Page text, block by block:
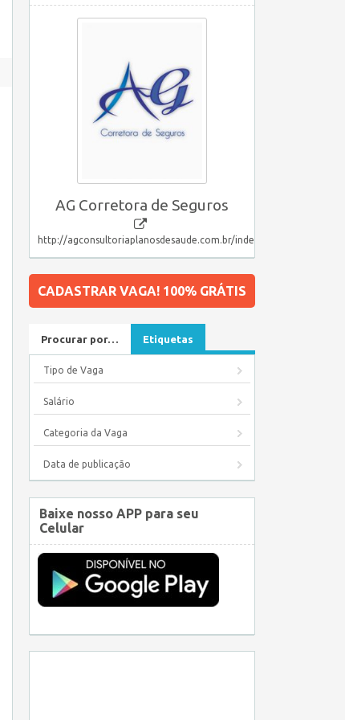
AG Corretora de Seguros
http://agconsultoriaplanosdesaude.com.br/index.html
CADASTRAR VAGA! 100% GRÁTIS
Procurar por… Etiquetas
Tipo de Vaga
Salário
Categoria da Vaga
Data de publicação
Baixe nosso APP para seu
Celular